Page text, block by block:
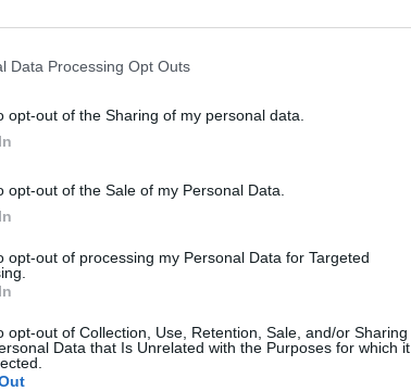
Data Processing Opt Outs
opt-out of the Sharing of my personal data.
opt-out of the Sale of my Personal Data.
opt-out of processing my Personal Data for Targeted
opt-out of Collection, Use, Retention, Sale, and/or Sharing
Data that Is Unrelated with the Purposes for which it
fel/
ANNONS